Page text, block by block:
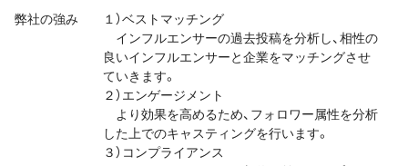
弊社の強み
１）ベストマッチング
インフルエンサーの過去投稿を分析し、相性の
良いインフルエンサーと企業をマッチングさせ
ていきます。
２）エンゲージメント
より効果を高めるため、フォロワー属性を分析
した上でのキャスティングを行います。
３）コンプライアンス